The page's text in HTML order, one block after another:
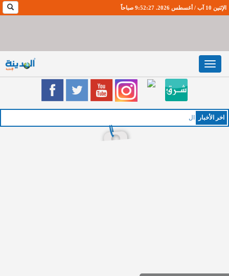
الإثنين 10 آب / أغسطس 2026. 9:52:28 صباحاً
Toggle
navigation
اخر اﻷخبار الخميس : طق